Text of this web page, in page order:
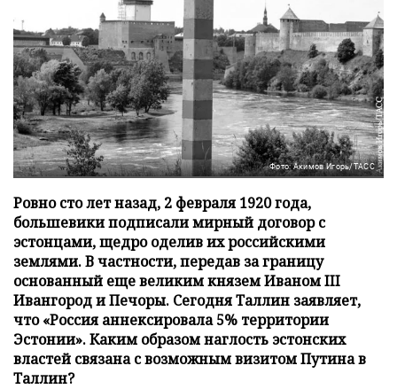
Фото: Акимов Игорь/ТАСС
Ровно сто лет назад, 2 февраля 1920 года,
большевики подписали мирный договор с
эстонцами, щедро оделив их российскими
землями. В частности, передав за границу
основанный еще великим князем Иваном III
Ивангород и Печоры. Сегодня Таллин заявляет,
что «Россия аннексировала 5% территории
Эстонии». Каким образом наглость эстонских
властей связана с возможным визитом Путина в
Таллин?